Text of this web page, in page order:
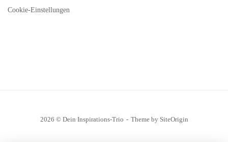
Cookie-Einstellungen
2026 © Dein Inspirations-Trio Theme by SiteOrigin